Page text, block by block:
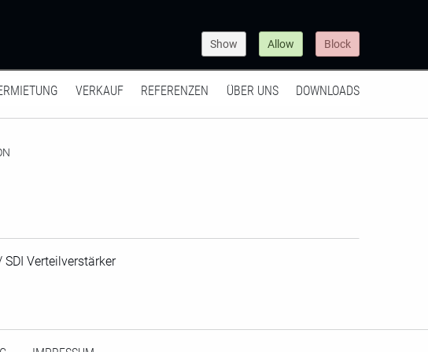
Show Allow Block
VERKAUF REFERENZEN ÜBER UNS DOWNLOADS
SDI Verteilverstärker